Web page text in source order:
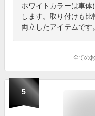
ホワイトカラーは車
します。取り付けも
両立したアイテムです。
全ての
5